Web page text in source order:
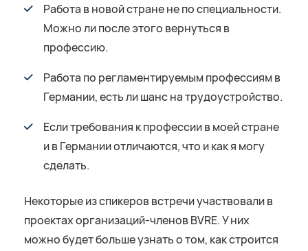
Работа в новой стране не по специальности.
Можно ли после этого вернуться в
профессию.
Работа по регламентируемым профессиям в
Германии, есть ли шанс на трудоустройство.
Если требования к профессии в моей стране
и в Германии отличаются, что и как я могу
сделать.
Некоторые из спикеров встречи участвовали в
проектах организаций-членов BVRE. У них
можно будет больше узнать о том, как строится